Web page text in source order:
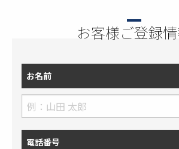
お客様ご登録
お名前
電話番号